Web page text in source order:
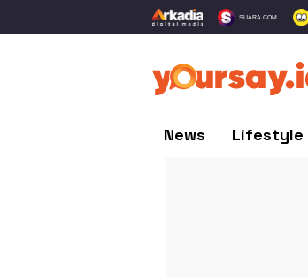
SUARA.COM
News Lifestyle